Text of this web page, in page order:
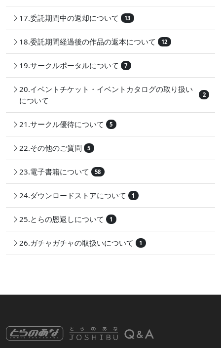
17.委託期間中の返却について 13
18.委託期間経過後の作品の返本について 12
19.サークルポータルについて 7
20.イベントチケット・イベントカタログの取り扱い
について
2
21.サークル優待について 5
22.その他のご質問 5
23.電子書籍について 58
24.ダウンロードストアについて 1
25.とらの恩返しについて 1
26.ガチャガチャの取扱いについて 1